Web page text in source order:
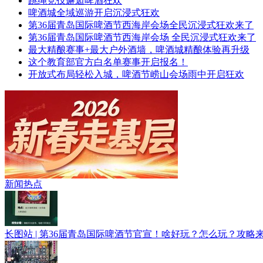
啤酒城全域巡游开启沉浸式狂欢
第36届青岛国际啤酒节西海岸会场全民沉浸式狂欢来了
第36届青岛国际啤酒节西海岸会场 全民沉浸式狂欢来了
最大精酿赛事+最大户外酒墙，啤酒城精酿体验再升级
这个教育部官方白名单赛事开启报名！
开放式布局轻松入城，啤酒节崂山会场雨中开启狂欢
2026新春走基层
新闻热点
长图站 | 第36届青岛国际啤酒节官宣！啥好玩？怎么玩？攻略